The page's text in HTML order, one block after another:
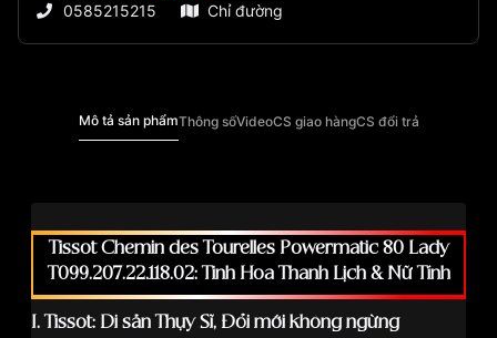
0585215215
Chỉ đường
Mô tả sản phẩmThông sốVideoCS giao hàngCS đổi trả
Tissot Chemin des Tourelles Powermatic 80 Lady
T099.207.22.118.02: Tinh Hoa Thanh Lịch & Nữ Tính
I. Tissot: Di sản Thụy Sĩ, Đổi mới không ngừng